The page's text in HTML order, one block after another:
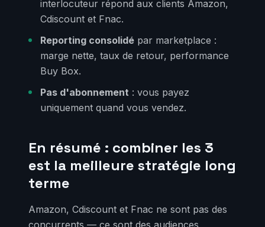
interlocuteur répond aux clients Amazon,
Cdiscount et Fnac.
Reporting consolidé par marketplace :
marge nette, taux de retour, performance
Buy Box.
Pas d'abonnement : vous payez
uniquement quand vous vendez.
En résumé : combiner les 3
est la meilleure stratégie long
terme
Amazon, Cdiscount et Fnac ne sont pas des
concurrents — ce sont des audiences